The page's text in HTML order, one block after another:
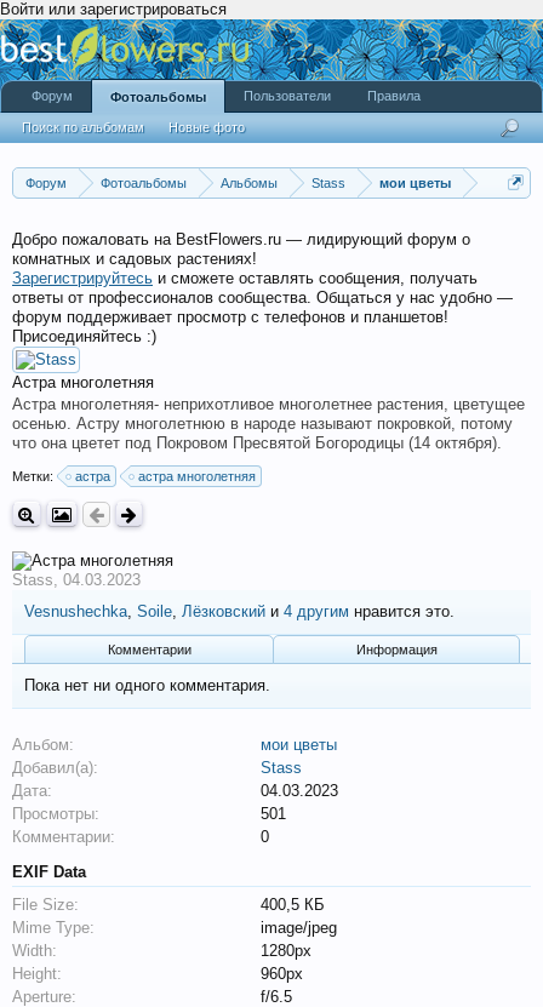
Войти или зарегистрироваться
Форум Фотоальбомы Альбомы Stass мои цветы
Добро пожаловать на BestFlowers.ru — лидирующий форум о
комнатных и садовых растениях!
Зарегистрируйтесь и сможете оставлять сообщения, получать
ответы от профессионалов сообщества. Общаться у нас удобно —
форум поддерживает просмотр с телефонов и планшетов!
Присоединяйтесь :)
Астра многолетняя
Астра многолетняя- неприхотливое многолетнее растения, цветущее
осенью. Астру многолетнюю в народе называют покровкой, потому
что она цветет под Покровом Пресвятой Богородицы (14 октября).
Метки: астра астра многолетняя
Stass, 04.03.2023
Vesnushechka, Soile, Лёзковский и 4 другим нравится это.
Комментарии Информация
Пока нет ни одного комментария.
Альбом:
мои цветы
Добавил(а):
Stass
Дата:
04.03.2023
Просмотры:
501
Комментарии:
0
EXIF Data
File Size:
400,5 КБ
Mime Type:
image/jpeg
Width:
1280px
Height:
960px
Aperture:
f/6.5
Форум Фотоальбомы
Поиск по альбомам Новые фото
Пользователи Правила